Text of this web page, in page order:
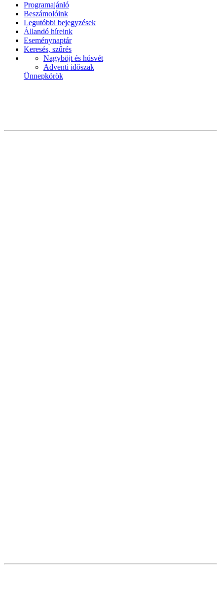
Programajánló
Beszámolóink
Legutóbbi bejegyzések
Állandó híreink
Eseménynaptár
Keresés, szűrés
Nagyböjt és húsvét
Adventi időszak
Ünnepkörök